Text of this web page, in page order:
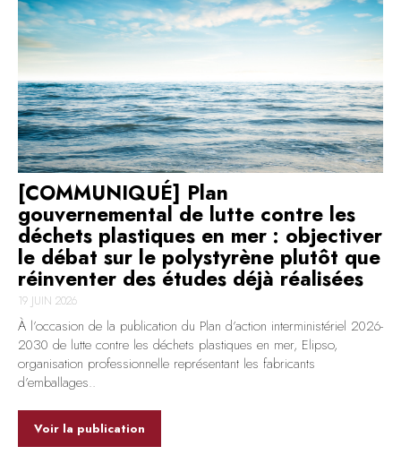
[COMMUNIQUÉ] Plan
gouvernemental de lutte contre les
déchets plastiques en mer : objectiver
le débat sur le polystyrène plutôt que
réinventer des études déjà réalisées
19 JUIN 2026
À l’occasion de la publication du Plan d’action interministériel 2026-
2030 de lutte contre les déchets plastiques en mer, Elipso,
organisation professionnelle représentant les fabricants
d’emballages..
Voir la publication